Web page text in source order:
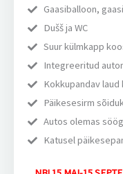
Gaasiballoon,
Dušš ja WC
Suur külmkapp
Integreeritud
Kokkupandav
Päikesesirm
Autos olemas
Katusel